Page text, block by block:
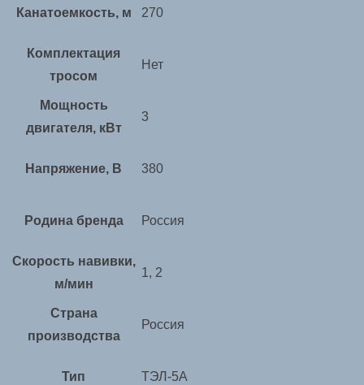
Канатоемкость, м 270
Комплектация
тросом
Нет
Мощность
двигателя, кВт
3
Напряжение, В 380
Родина бренда Россия
Скорость навивки,
м/мин
1, 2
Страна
производства
Россия
Тип ТЭЛ-5А